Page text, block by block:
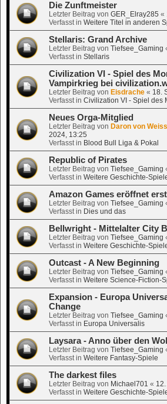
Die Zunftmeister
Letzter Beitrag von GER_Elray285 «
Verfasst in Weitere Titel in anderen
Stellaris: Grand Archive
Letzter Beitrag von Tiefsee_Gaming
Verfasst in Stellaris
Civilization VI - Spiel des
Vampirkrieg bei
Letzter Beitrag von Eisdrache « 18.
Verfasst in Civilization VI - Spiel des
Neues Orga-Mitglied
Letzter Beitrag von Daron von
2024, 13:25
Verfasst in Blood Bull Liga & Pokal
Republic of Pirates
Letzter Beitrag von Tiefsee_Gaming
Verfasst in Weitere Geschichte-
Amazon Games eröffnet
Letzter Beitrag von Tiefsee_Gaming
Verfasst in Dies und das
Bellwright - Mittelalter City
Letzter Beitrag von Tiefsee_Gaming
Verfasst in Weitere Geschichte-
Outcast - A New Beginning
Letzter Beitrag von Tiefsee_Gaming
Verfasst in Weitere Science-Fiction-
Expansion - Europa
Change
Letzter Beitrag von Tiefsee_Gaming
Verfasst in Europa Universalis
Laysara - Anno über den
Letzter Beitrag von Tiefsee_Gaming
Verfasst in Weitere Fantasy-Spiele
The darkest files
Letzter Beitrag von Michael701 «
Verfasst in Weitere Geschichte-